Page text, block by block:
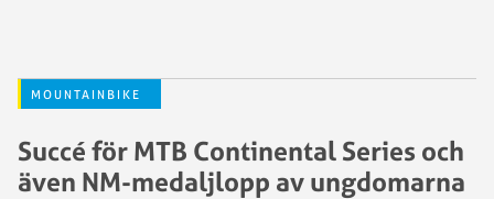
MOUNTAINBIKE
Succé för MTB Continental Series och
även NM-medaljlopp av ungdomarna